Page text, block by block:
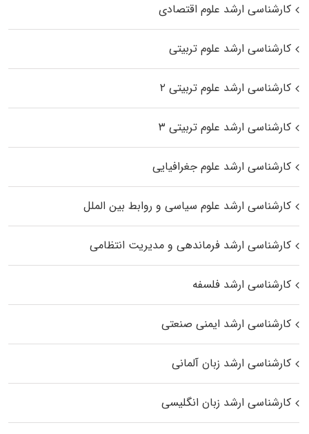
کارشناسی ارشد علوم اقتصادی
کارشناسی ارشد علوم تربیتی
کارشناسی ارشد علوم تربیتی ۲
کارشناسی ارشد علوم تربیتی ۳
کارشناسی ارشد علوم جغرافیایی
کارشناسی ارشد علوم سیاسی و روابط بین الملل
کارشناسی ارشد فرماندهی و مدیریت انتظامی
کارشناسی ارشد فلسفه
کارشناسی ارشد ایمنی صنعتی
کارشناسی ارشد زبان آلمانی
کارشناسی ارشد زبان انگلیسی